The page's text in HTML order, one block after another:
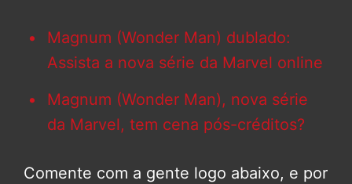
Magnum (Wonder Man) dublado:
Assista a nova série da Marvel online
Magnum (Wonder Man), nova série
da Marvel, tem cena pós-créditos?
Comente com a gente logo abaixo, e por